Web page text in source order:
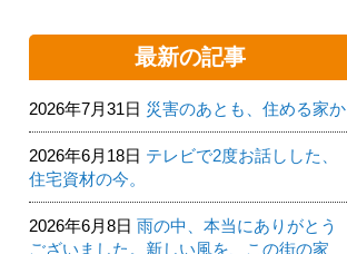
最新の記事
2026年7月31日 災害のあとも、住める家か
2026年6月18日 テレビで2度お話しした、
住宅資材の今。
2026年6月8日 雨の中、本当にありがとう
ございました。新しい風を、この街の家